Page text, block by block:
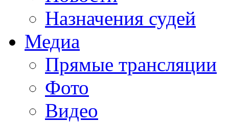
Назначения судей
Медиа
Прямые трансляции
Фото
Видео